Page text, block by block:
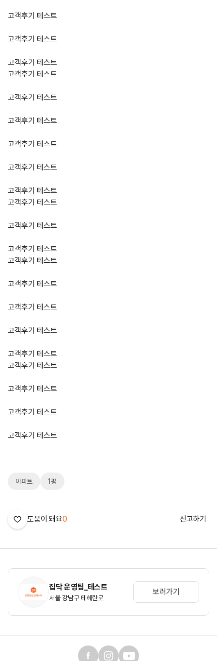
고객후기 테스트
고객후기 테스트
고객후기 테스트
고객후기 테스트
고객후기 테스트
고객후기 테스트
고객후기 테스트
고객후기 테스트
고객후기 테스트
고객후기 테스트
고객후기 테스트
고객후기 테스트
고객후기 테스트
고객후기 테스트
고객후기 테스트
고객후기 테스트
고객후기 테스트
고객후기 테스트
고객후기 테스트
고객후기 테스트
고객후기 테스트
아파트 1평
도움이 돼요0 신고하기
집닥 운영팀_테스트
서울 강남구 테헤란로
보러가기